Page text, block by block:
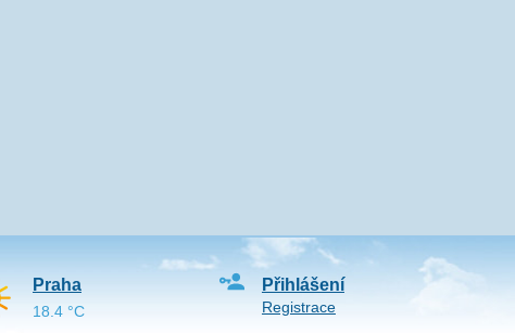
Přihlášení
Registrace
Praha
18.4 °C